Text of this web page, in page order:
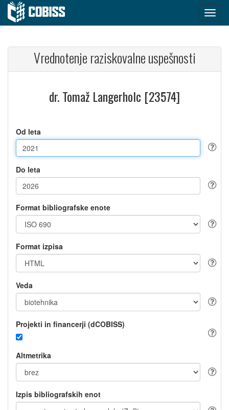
Vrednotenje raziskovalne uspešnosti
dr. Tomaž Langerholc [23574]
Od leta
Do leta
Format bibliografske enote
Format izpisa
Veda
Projekti in financerji (dCOBISS)
Altmetrika
Izpis bibliografskih enot